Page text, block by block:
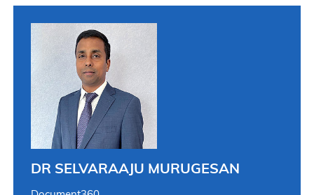
DR SELVARAAJU MURUGESAN